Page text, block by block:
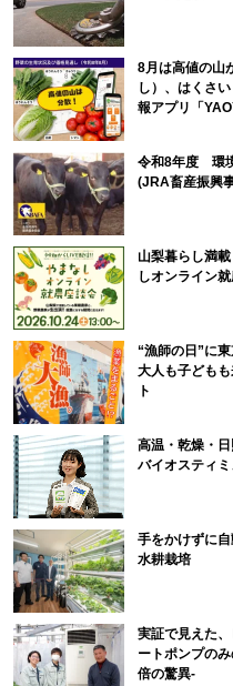
8月は高値の山
し）、はくさ
報アプリ「
令和8年度 環
(JRA畜産振興
山梨暮らし満
しオンライン
“漁師の日”に
大人も子ども
ト
高温・乾燥・日
バイオスティ
手をかけずに
水耕栽培
実証で見えた
ートポンプの
倍の驚異-